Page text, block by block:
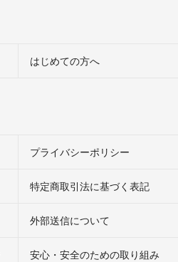
はじめての方へ
プライバシーポリシー
特定商取引法に基づく表記
外部送信について
安心・安全のための取り組み